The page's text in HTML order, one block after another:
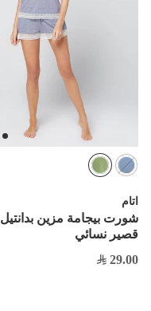
اتام
شورت بيجامة مزين بدانتيل
قصير نسائي
29.00